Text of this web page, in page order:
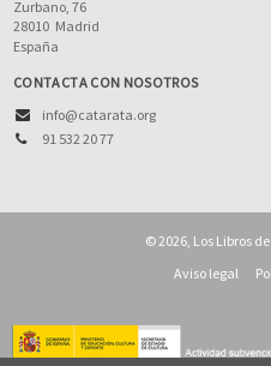
Zurbano, 76
28010 Madrid
España
CONTACTA CON NOSOTROS
info@catarata.org
91 532 20 77
© 2026, Los Libros
Aviso legal